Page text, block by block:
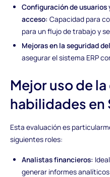
Configuración de usuarios
acceso: Capacidad para
para un flujo de trabajo y
Mejoras en la seguridad
asegurar el sistema ERP
Mejor uso de
habilidades en
Esta evaluación es
siguientes roles:
Analistas financieros:
generar informes